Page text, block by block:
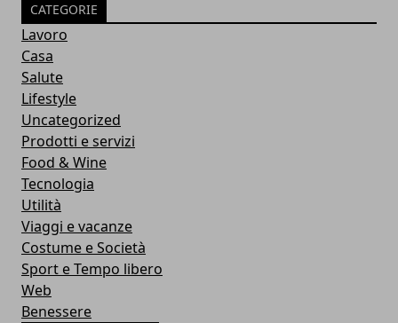
CATEGORIE
Lavoro
Casa
Salute
Lifestyle
Uncategorized
Prodotti e servizi
Food & Wine
Tecnologia
Utilità
Viaggi e vacanze
Costume e Società
Sport e Tempo libero
Web
Benessere